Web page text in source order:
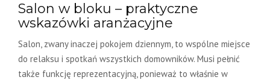
Salon w bloku – praktyczne
wskazówki aranżacyjne
Salon, zwany inaczej pokojem dziennym, to wspólne miejsce
do relaksu i spotkań wszystkich domowników. Musi pełnić
także funkcję reprezentacyjną, ponieważ to właśnie w